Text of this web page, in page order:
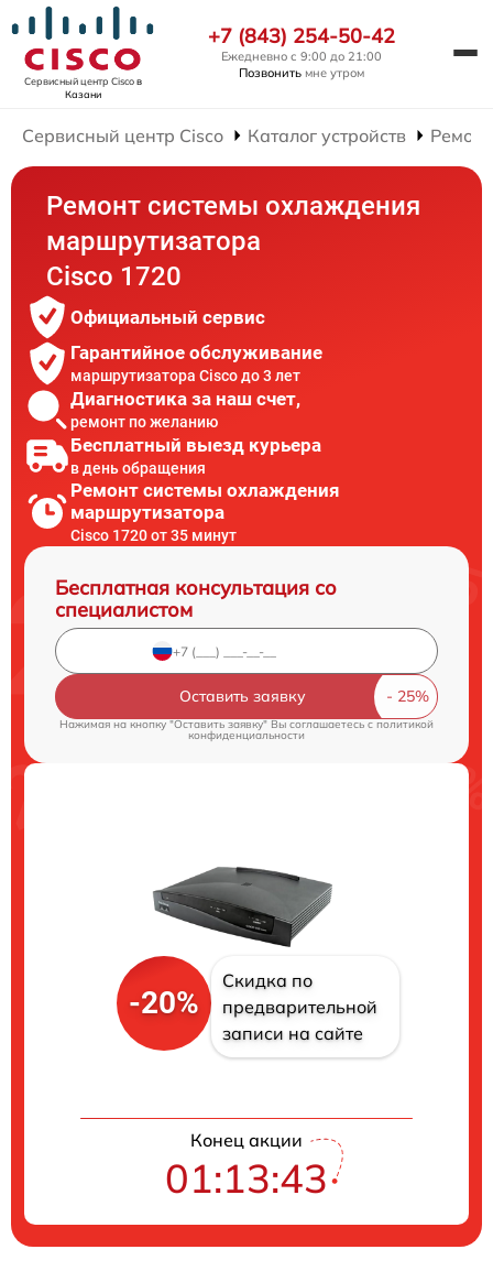
Сервисный центр Ciscoв
Казани
+7 (843) 254-50-42
Ежедневно с 9:00 до 21:00
Позвонить мне утром
Сервисный центр Cisco Каталог устройств
Ремонт системы охлаждения
маршрутизатора
Cisco 1720
Официальный сервис
Гарантийное обслуживание
маршрутизатора Cisco до 3 лет
Диагностика за наш счет,
ремонт по желанию
Бесплатный выезд курьера
в день обращения
Ремонт системы охлаждения
маршрутизатора
Cisco 1720 от 35 минут
Бесплатная консультация со
специалистом
Оставить заявку
Нажимая на кнопку "Оставить заявку" Вы соглашаетесь cполитикой
конфиденциальности
-20%
Скидка по
предварительной
записи на сайте
Конец акции
01:13:41